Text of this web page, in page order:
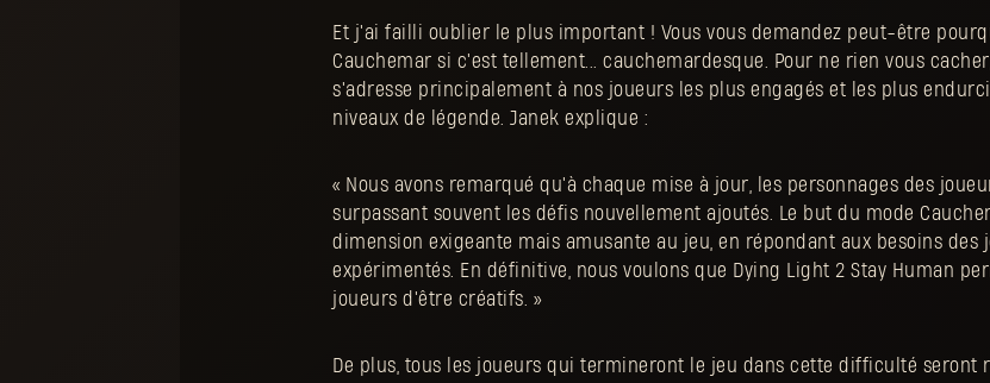
Et j'ai failli oublier le plus important ! Vous vous demandez peut-être
Cauchemar si c'est tellement... cauchemardesque. Pour ne rien vous
s'adresse principalement à nos joueurs les plus engagés et les plus
niveaux de légende. Janek explique :
« Nous avons remarqué qu'à chaque mise à jour, les personnages des
surpassant souvent les défis nouvellement ajoutés. Le but du mode
dimension exigeante mais amusante au jeu, en répondant aux besoins des
expérimentés. En définitive, nous voulons que Dying Light 2 Stay Human
joueurs d'être créatifs. »
De plus, tous les joueurs qui termineront le jeu dans cette difficulté seront